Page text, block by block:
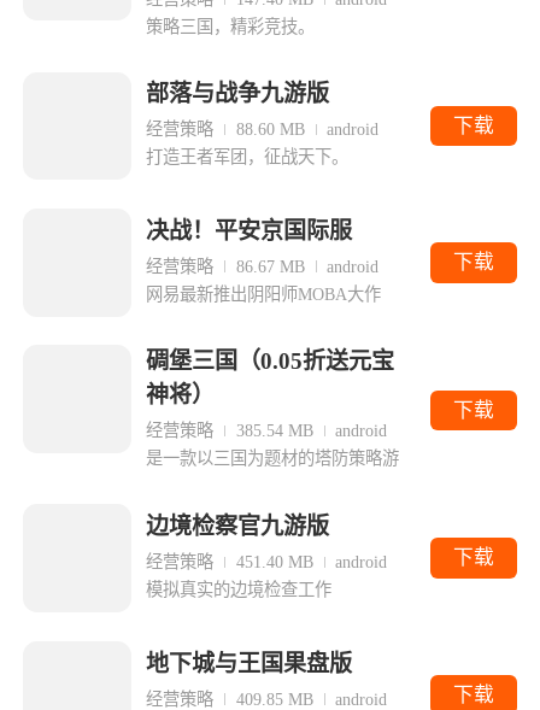
策略三国，精彩竞技。
部落与战争九游版
经营策略 88.60 MB
android
打造王者军团，征战天下。
下载
决战！平安京国际服
经营策略 86.67 MB
android
网易最新推出阴阳师MOBA大作
下载
碉堡三国（0.05折送元宝
神将）
经营策略 385.54 MB
android
是一款以三国为题材的塔防策略游
下载
边境检察官九游版
经营策略 451.40 MB
android
模拟真实的边境检查工作
下载
地下城与王国果盘版
经营策略 409.85 MB
android
下载